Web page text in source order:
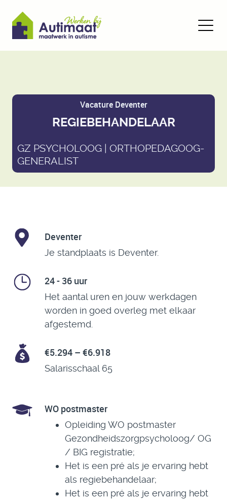
Vacature Deventer
REGIEBEHANDELAAR
GZ PSYCHOLOOG | ORTHOPEDAGOOG-
GENERALIST
Deventer
Je standplaats is Deventer.
24 - 36 uur
Het aantal uren en jouw werkdagen
worden in goed overleg met elkaar
afgestemd.
€5.294 – €6.918
Salarisschaal 65
WO postmaster
Opleiding WO postmaster
Gezondheidszorgpsycholoog/ OG
/ BIG registratie;
Het is een pré als je ervaring hebt
als regiebehandelaar;
Het is een pré als je ervaring hebt